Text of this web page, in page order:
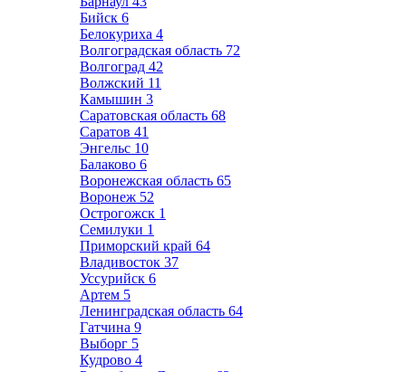
Бийск 6
Белокуриха 4
Волгоградская область 72
Волгоград 42
Волжский 11
Камышин 3
Саратовская область 68
Саратов 41
Энгельс 10
Балаково 6
Воронежская область 65
Воронеж 52
Острогожск 1
Семилуки 1
Приморский край 64
Владивосток 37
Уссурийск 6
Артем 5
Ленинградская область 64
Гатчина 9
Выборг 5
Кудрово 4